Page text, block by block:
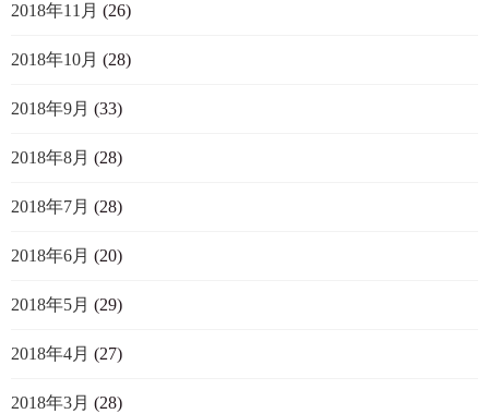
2018年11月 (26)
2018年10月 (28)
2018年9月 (33)
2018年8月 (28)
2018年7月 (28)
2018年6月 (20)
2018年5月 (29)
2018年4月 (27)
2018年3月 (28)